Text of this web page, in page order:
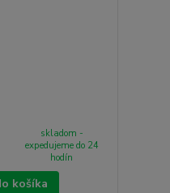
skladom -
expedujeme do 24
hodín
košíka